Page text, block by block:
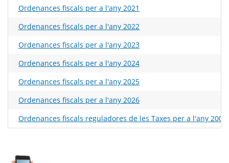
Ordenances fiscals per a l'any 2021
Ordenances fiscals per a l'any 2022
Ordenances fiscals per a l'any 2023
Ordenances fiscals per a l'any 2024
Ordenances fiscals per a l'any 2025
Ordenances fiscals per a l'any 2026
Ordenances fiscals reguladores de les Taxes per a l'any 2002